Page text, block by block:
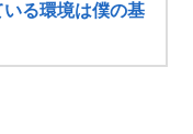
る環境は僕の基